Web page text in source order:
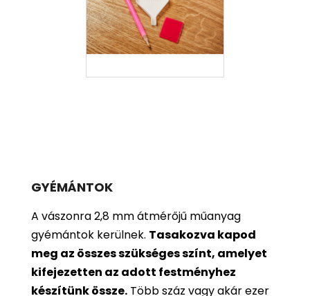
GYÉMÁNTOK
A vászonra 2,8 mm átmérőjű műanyag
gyémántok kerülnek. Tasakozva kapod
meg az összes szükséges színt, amelyet
kifejezetten az adott festményhez
készítünk össze. Több száz vagy akár ezer